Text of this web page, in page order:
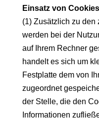
Einsatz von Cookies
(1) Zusätzlich zu den
werden bei der
auf Ihrem Rechner
handelt es sich um
Festplatte dem von
zugeordnet
der Stelle, die den
Informationen